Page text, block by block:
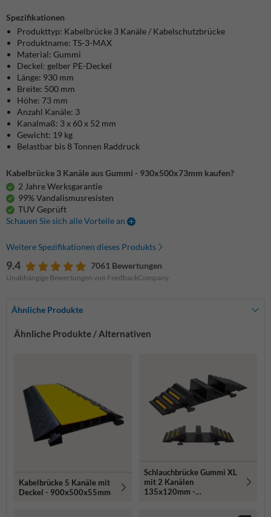
Spezifikationen
Produkttyp: Kabelbrücke 3 Kanäle / Kabelschutzbrücke
Produktname: TS-3-MAX
Material: Gummi
Deckel: gelber PE-Deckel
Länge: 930 mm
Breite: 500 mm
Höhe: 73 mm
Anzahl Kanäle: 3
Kanalmaß: 3 x 60 x 52 mm
Gewicht: 19 kg
Belastbar bis 8 Tonnen Raddruck
Kabelbrücke 3 Kanäle aus Gummi - 930x500x73mm kaufen?
2 Jahre Werksgarantie
99% Vandalismusresisten
TUV Geprüft
Schauen Sie sich alle Vorteile an
Weitere Spezifikationen dieses Produkts
9.4 7061 Bewertungen
Unabhängige Bewertungen von FeedbackCompany
Ähnliche Produkte
Ähnliche Produkte / Alternativen
Kabelbrücke 5 Kanäle mit
Deckel - 900x500x55mm
Schlauchbrücke Gummi XL
mit 2 Kanälen
135x120mm -